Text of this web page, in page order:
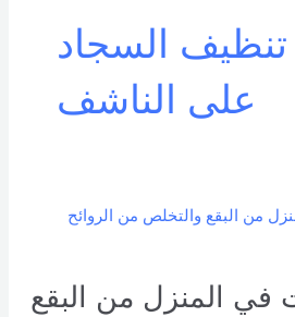
السجاد
على الناشف
في المنزل من البقع